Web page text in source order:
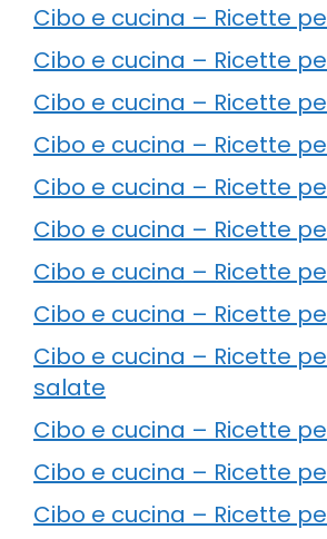
Cibo e cucina – Ricette
Cibo e cucina – Ricette
Cibo e cucina – Ricette
Cibo e cucina – Ricette
Cibo e cucina – Ricette
Cibo e cucina – Ricette
Cibo e cucina – Ricette
Cibo e cucina – Ricette
Cibo e cucina – Ricette
salate
Cibo e cucina – Ricette
Cibo e cucina – Ricette
Cibo e cucina – Ricette